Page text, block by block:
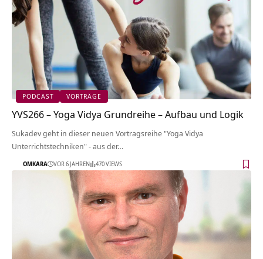
PODCAST VORTRÄGE
YVS266 – Yoga Vidya Grundreihe – Aufbau und Logik
Sukadev geht in dieser neuen Vortragsreihe "Yoga Vidya
Unterrichtstechniken" - aus der…
OMKARA VOR 6 JAHREN 470 VIEWS